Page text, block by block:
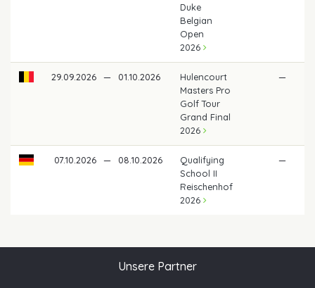
Duke
Belgian
Open
2026
29.09.2026 — 01.10.2026
Hulencourt
Masters Pro
Golf Tour
Grand Final
2026
—
07.10.2026 — 08.10.2026
Qualifying
School II
Reischenhof
2026
—
Unsere Partner